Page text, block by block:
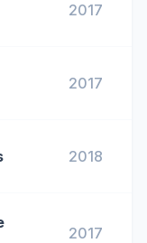
2017
2017
2018
2017